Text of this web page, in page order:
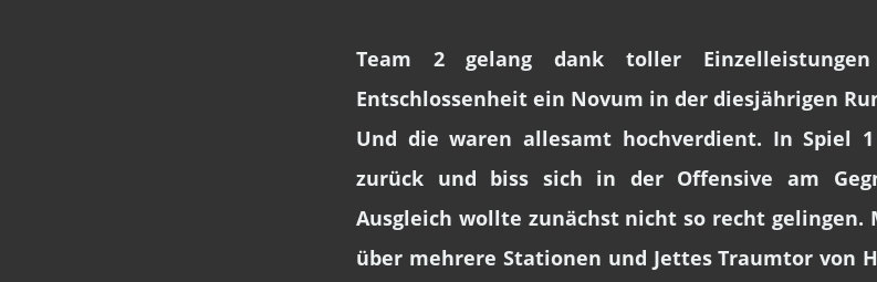
Team 2 gelang dank toller
Entschlossenheit ein Novum in der diesjährigen
Und die waren allesamt hochverdient. In Spiel
zurück und biss sich in der Offensive am
Ausgleich wollte zunächst nicht so recht
über mehrere Stationen und Jettes Traumtor von